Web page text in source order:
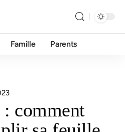
Famille Parents
comment